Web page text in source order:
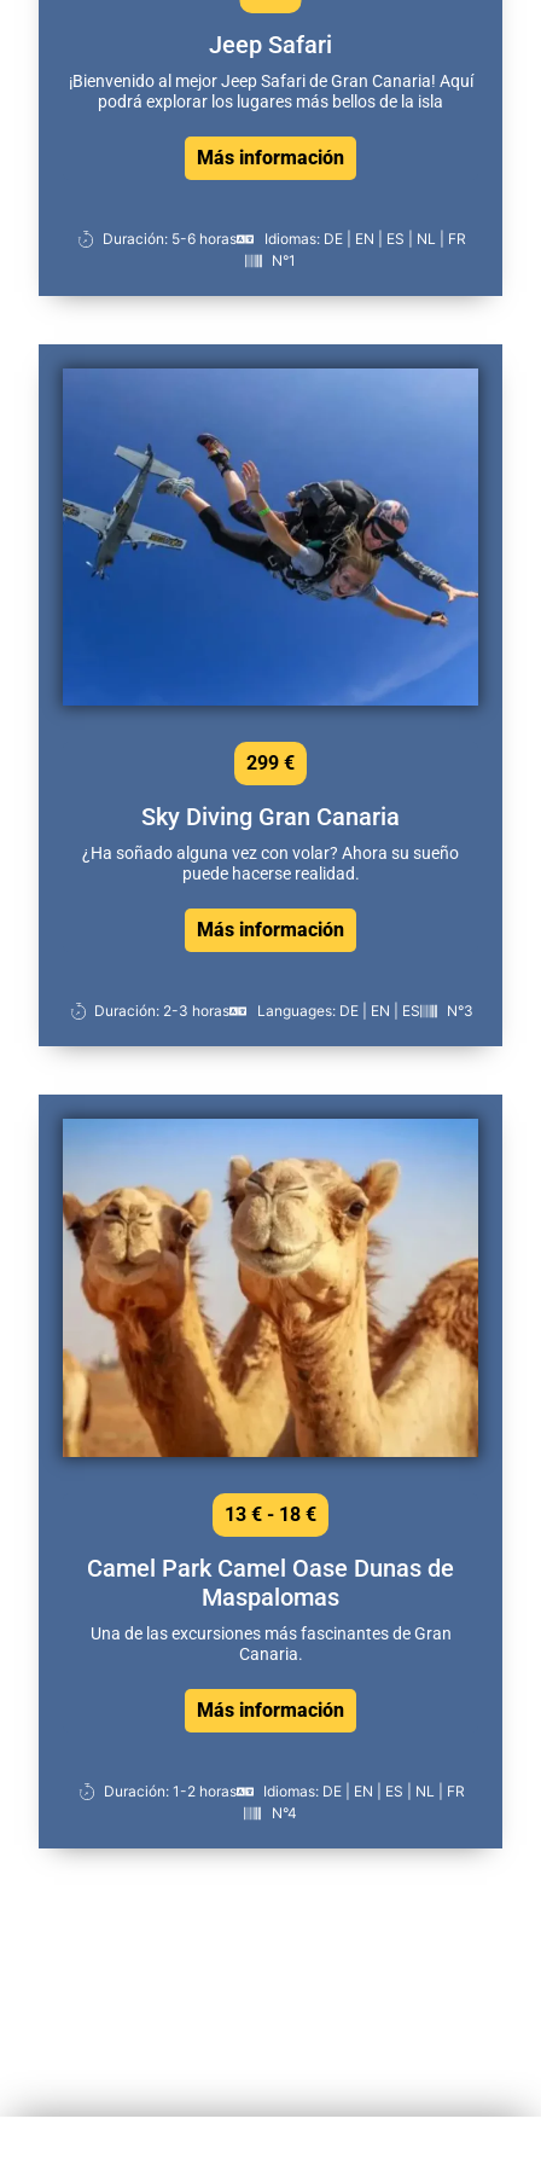
Jeep Safari
¡Bienvenido al mejor Jeep Safari de Gran Canaria! Aquí
podrá explorar los lugares más bellos de la isla
Más información
Duración: 5-6 horas
Idiomas: DE | EN | ES | NL | FR
N°1
Sky Diving Gran Canaria
¿Ha soñado alguna vez con volar? Ahora su sueño
puede hacerse realidad.
Más información
299 €
Duración: 2-3 horas Languages: DE | EN | ES N°3
Camel Park Camel Oase Dunas de
Maspalomas
Una de las excursiones más fascinantes de Gran
Canaria.
Más información
13 € - 18 €
Duración: 1-2 horas
Idiomas: DE | EN | ES | NL | FR
N°4